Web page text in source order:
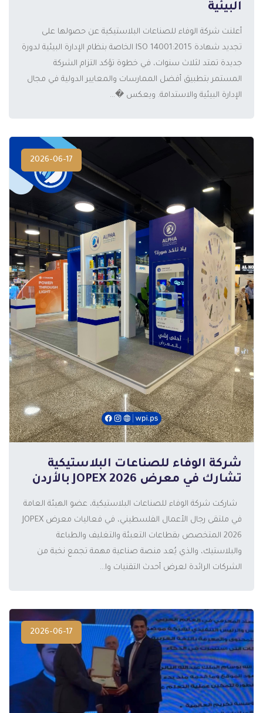
البيئية
أعلنت شركة الوفاء للصناعات البلاستيكية عن حصولها على
تجديد شهادة ISO 14001:2015 الخاصة بنظام الإدارة البيئية لدورة
جديدة تمتد لثلاث سنوات، في خطوة تؤكد التزام الشركة
المستمر بتطبيق أفضل الممارسات والمعايير الدولية في مجال
الإدارة البيئية والاستدامة. ويعكس �...
2026-06-17
شركة الوفاء للصناعات البلاستيكية
تشارك في معرض JOPEX 2026 بالأردن
شاركت شركة الوفاء للصناعات البلاستيكية، عضو الهيئة العامة
في ملتقى رجال الأعمال الفلسطيني، في فعاليات معرض JOPEX
2026 المتخصص بقطاعات التعبئة والتغليف والطباعة
والبلاستيك، والذي يُعد منصة صناعية مهمة تجمع نخبة من
الشركات الرائدة لعرض أحدث التقنيات وا...
2026-06-17
المزيد